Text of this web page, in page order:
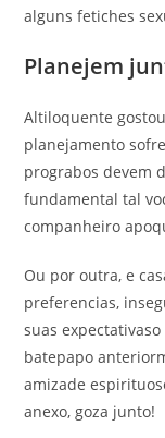
alguns fetiches
Planejem
Altiloquente
planejamento
prograbos devem
fundamental tal
companheiro
Ou por outra, e
preferencias,
suas
batepapo
amizade
anexo, goza junto!